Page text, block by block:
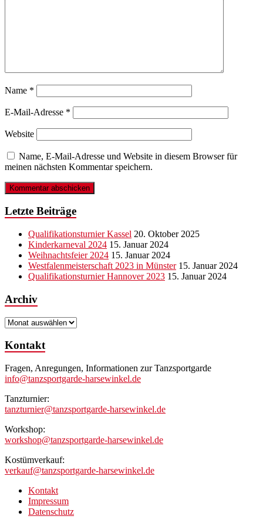
Name *
E-Mail-Adresse *
Website
Name, E-Mail-Adresse und Website in diesem Browser für
meinen nächsten Kommentar speichern.
Letzte Beiträge
Qualifikationsturnier Kassel 20. Oktober 2025
Kinderkarneval 2024 15. Januar 2024
Weihnachtsfeier 2024 15. Januar 2024
Westfalenmeisterschaft 2023 in Münster 15. Januar 2024
Qualifikationsturnier Hannover 2023 15. Januar 2024
Archiv
Archiv
Kontakt
Fragen, Anregungen, Informationen zur Tanzsportgarde
info@tanzsportgarde-harsewinkel.de
Tanzturnier:
tanzturnier@tanzsportgarde-harsewinkel.de
Workshop:
workshop@tanzsportgarde-harsewinkel.de
Kostümverkauf:
verkauf@tanzsportgarde-harsewinkel.de
Kontakt
Impressum
Datenschutz